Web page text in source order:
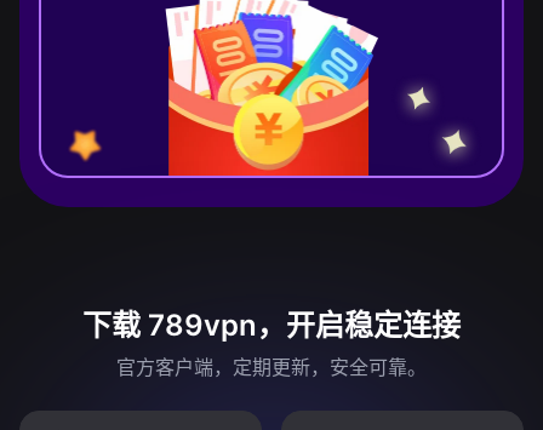
下载 789vpn，开启稳定连接
官方客户端，定期更新，安全可靠。